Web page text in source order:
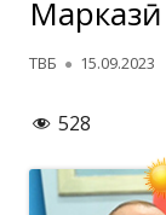
Автор
ТВБ 15.09.2023
528